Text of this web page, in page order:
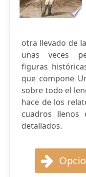
otra llevado de
unas veces
figuras
que compone
sobre todo el
hace de los
cuadros llenos
detallados.